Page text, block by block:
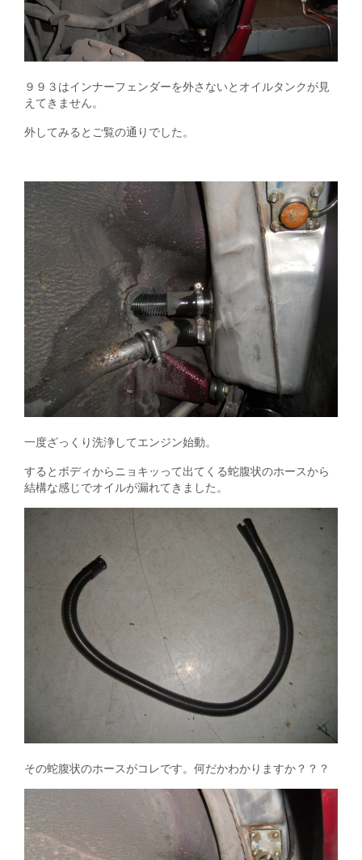
９９３はインナーフェンダーを外さないとオイルタンクが見
えてきません。
外してみるとご覧の通りでした。
一度ざっくり洗浄してエンジン始動。
するとボディからニョキッって出てくる蛇腹状のホースから
結構な感じでオイルが漏れてきました。
その蛇腹状のホースがコレです。何だかわかりますか？？？